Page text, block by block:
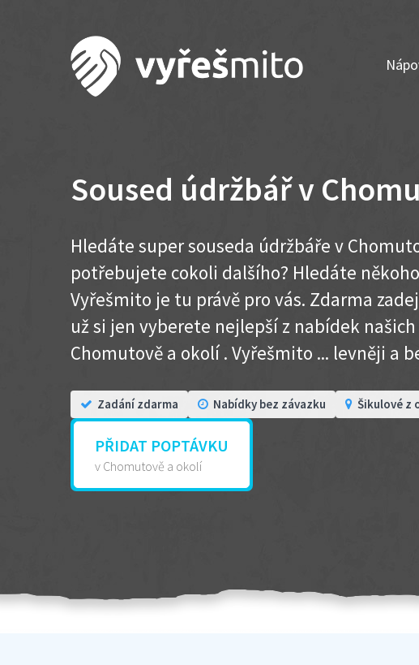
Soused údržbář v
Hledáte super souseda údržbáře v
potřebujete cokoli dalšího? Hledáte
Vyřešmito je tu právě pro vás. Zdarma
už si jen vyberete nejlepší z nabídek
Chomutově a okolí . Vyřešmito ... levněji a
Zadání zdarma Nabídky bez závazku Šikulové z
PŘIDAT POPTÁVKU
v Chomutově a okolí